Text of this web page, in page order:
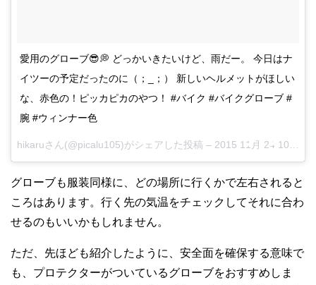
愛用のグローブ😎💭 どっかいきたいけど、雨だー。 今日はナ
イツーの予定だったのに（；_；） 新しいヘルメットがほしい
な、赤色の！ピッカピカのやつ！ #バイク #バイクグローブ #
腕 #ウィンナー色
hikaruさん(@picalu105)がシェアした投稿 – 2015 11月 24 10:13午後 PST
グローブも服装同様に、どの場所に行くかで左右されると
ころはあります。行く先の気温をチェックしてそれに合わ
せるのもいいかもしれません。
ただ、先ほども紹介したように、安全面を確保する意味で
も、プロテクターがついているグローブをおすすめしま